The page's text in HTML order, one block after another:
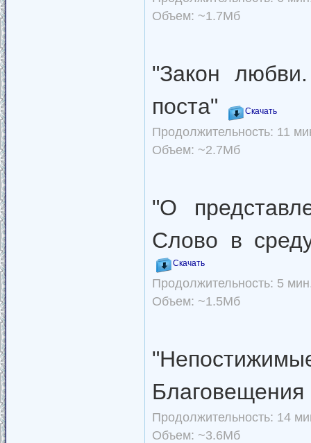
Объем: ~1.7Мб
"Закон
поста"
Скачать
Продолжительность: 11
Объем: ~2.7Мб
"О
Слово в
Скачать
Продолжительность: 5
Объем: ~1.5Мб
Продолжительность: 14
Объем: ~3.6Мб